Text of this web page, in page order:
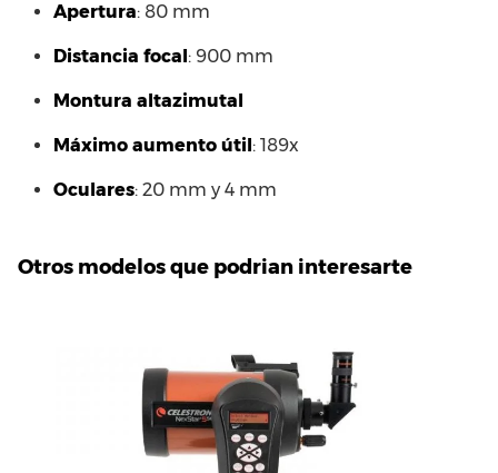
Apertura: 80 mm
Distancia focal: 900 mm
Montura altazimutal
Máximo aumento útil: 189x
Oculares: 20 mm y 4 mm
Otros modelos que podrian interesarte